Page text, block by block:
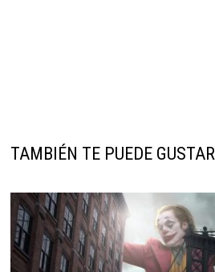
TAMBIÉN TE PUEDE GUSTAR